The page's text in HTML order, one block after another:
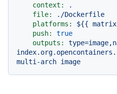
context:
.
file:
./Dockerfile
platforms:
${{
push:
true
outputs:
multi-arch image